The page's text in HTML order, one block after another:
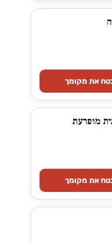
את מקומך
מופרעת
את מקומך